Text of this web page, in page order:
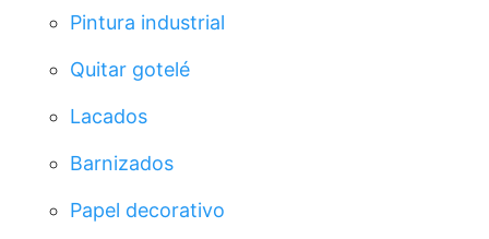
Pintura industrial
Quitar gotelé
Lacados
Barnizados
Papel decorativo